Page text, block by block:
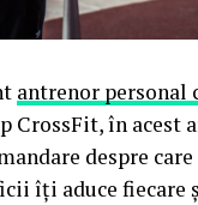
antrenor personal
CrossFit, în acest
despre
îți aduce